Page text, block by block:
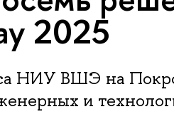
2025
НИУ ВШЭ на
и